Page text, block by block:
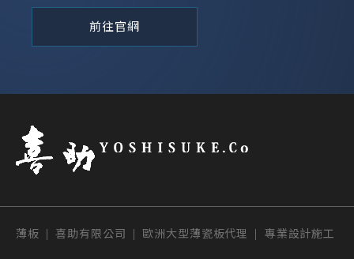
前往官網
薄板 | 喜助有限公司 | 歐洲大型薄瓷板代理 | 專業設計施工